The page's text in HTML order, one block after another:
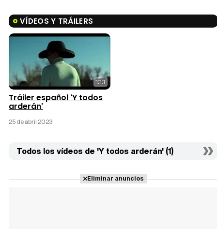
VÍDEOS Y TRÁILERS
1:13
Tráiler español 'Y todos
arderán'
25 de abril 2023
Todos los vídeos de 'Y todos arderán' (1)
Eliminar anuncios